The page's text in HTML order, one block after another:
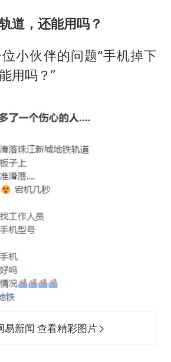
道，还能用吗？
小伙伴的问题“手机掉下
用吗？”
易新闻 查看精彩图片